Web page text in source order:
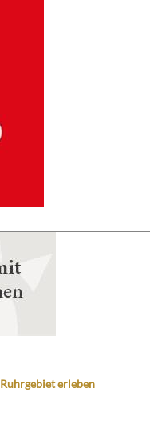
Ruhrgebiet erleben